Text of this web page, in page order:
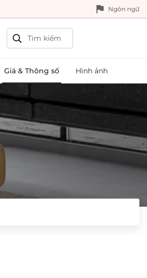
Ngôn ngữ
Giá & Thông số Hình ảnh